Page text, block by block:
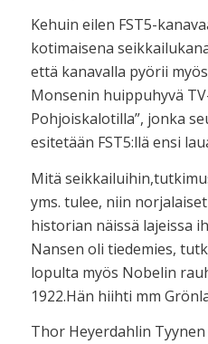
Kehuin eilen FST5-
kotimaisena
että kanavalla pyörii
Monsenin huippuhyvä
Pohjoiskalotilla”, jonka
esitetään FST5:llä ensi
Mitä
yms. tulee, niin
historian näissä lajeissa
Nansen oli tiedemies,
lopulta myös Nobelin
1922.Hän hiihti mm
Thor Heyerdahlin